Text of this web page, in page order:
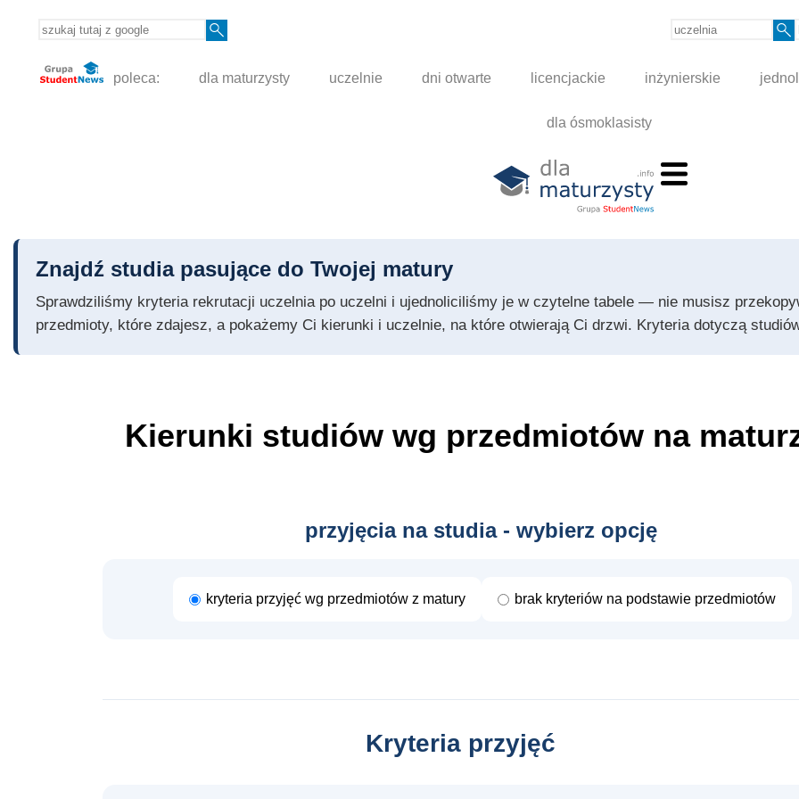
poleca: dla maturzysty uczelnie dni otwarte licencjackie inżynierskie
dla ósmoklasisty
Znajdź studia pasujące do Twojej matury
Sprawdziliśmy kryteria rekrutacji uczelnia po uczelni i ujednoliciliśmy je w czytelne tabele — nie musisz
przedmioty, które zdajesz, a pokażemy Ci kierunki i uczelnie, na które otwierają Ci drzwi. Kryteria dotyczą
Kierunki studiów wg przedmiotów na
przyjęcia na studia - wybierz opcję
kryteria przyjęć wg przedmiotów z matury brak kryteriów na podstawie przedmiotów
Kryteria przyjęć